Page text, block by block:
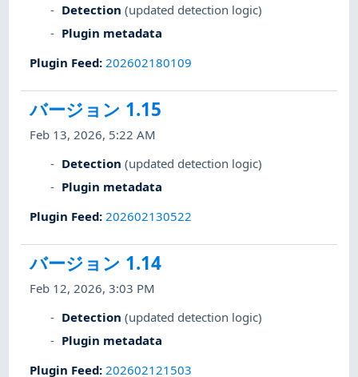
Detection (updated detection logic)
Plugin metadata
Plugin Feed: 202602180109
バージョン 1.15
Feb 13, 2026, 5:22 AM
Detection (updated detection logic)
Plugin metadata
Plugin Feed: 202602130522
バージョン 1.14
Feb 12, 2026, 3:03 PM
Detection (updated detection logic)
Plugin metadata
Plugin Feed: 202602121503